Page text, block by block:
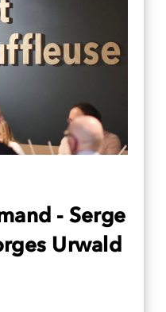
- Serge
Urwald